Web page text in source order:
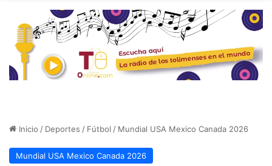
Inicio / Deportes / Fútbol / Mundial USA Mexico Canada 2026
Mundial USA Mexico Canada 2026